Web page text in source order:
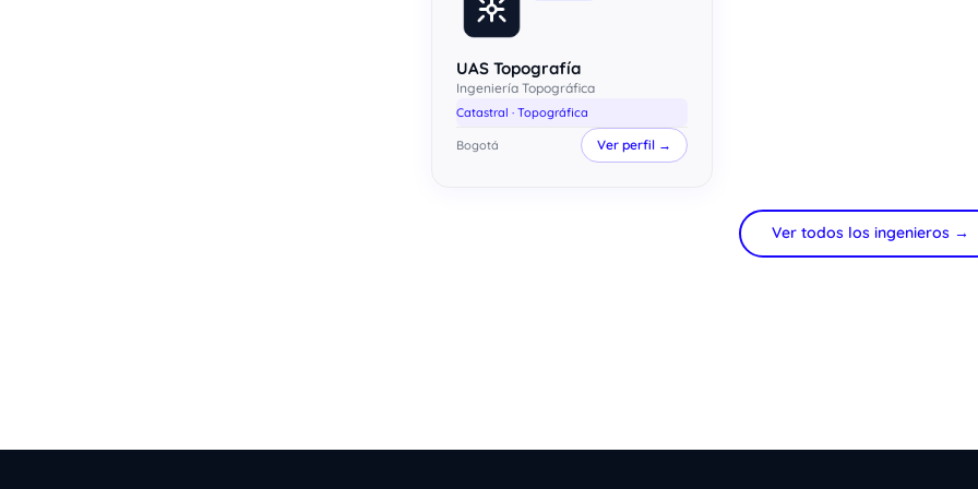
UAS Topografía
Ingeniería Topográfica
Catastral · Topográfica
Bogotá Ver perfil →
Ver todos los ingenieros →